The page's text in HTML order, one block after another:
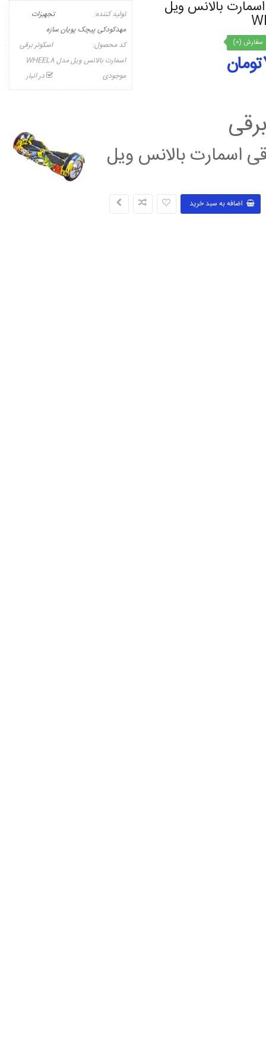
بالانس ویل
سفارش (0)
تولید کننده:
تجهیزات
مهدکودکی پیچک پویان سازه
کد محصول:
اسکوتر برقی
اسمارت بالانس ویل مدل WHEEL8
موجودی
در انبار
اسمارت بالانس ویل